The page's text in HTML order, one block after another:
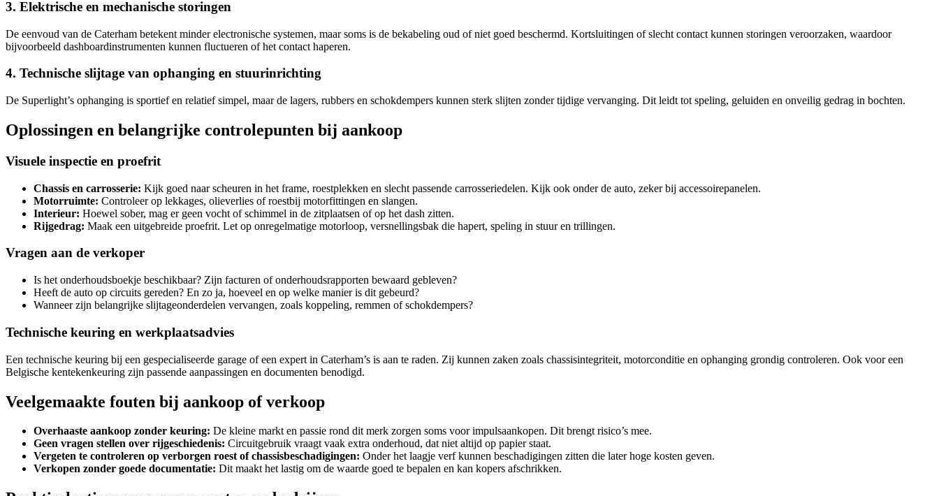
3. Elektrische en mechanische storingen
De eenvoud van de Caterham betekent minder electronische systemen, maar soms is de bekabeling oud of niet goed beschermd. Kortsluitingen of slecht contact kunnen storingen veroorzaken, waardoor
bijvoorbeeld dashboardinstrumenten kunnen fluctueren of het contact haperen.
4. Technische slijtage van ophanging en stuurinrichting
De Superlight’s ophanging is sportief en relatief simpel, maar de lagers, rubbers en schokdempers kunnen sterk slijten zonder tijdige vervanging. Dit leidt tot speling, geluiden en onveilig gedrag in bochten.
Oplossingen en belangrijke controlepunten bij aankoop
Visuele inspectie en proefrit
Chassis en carrosserie: Kijk goed naar scheuren in het frame, roestplekken en slecht passende carrosseriedelen. Kijk ook onder de auto, zeker bij accessoirepanelen.
Motorruimte: Controleer op lekkages, olieverlies of roestbij motorfittingen en slangen.
Interieur: Hoewel sober, mag er geen vocht of schimmel in de zitplaatsen of op het dash zitten.
Rijgedrag: Maak een uitgebreide proefrit. Let op onregelmatige motorloop, versnellingsbak die hapert, speling in stuur en trillingen.
Vragen aan de verkoper
Is het onderhoudsboekje beschikbaar? Zijn facturen of onderhoudsrapporten bewaard gebleven?
Heeft de auto op circuits gereden? En zo ja, hoeveel en op welke manier is dit gebeurd?
Wanneer zijn belangrijke slijtageonderdelen vervangen, zoals koppeling, remmen of schokdempers?
Technische keuring en werkplaatsadvies
Een technische keuring bij een gespecialiseerde garage of een expert in Caterham’s is aan te raden. Zij kunnen zaken zoals chassisintegriteit, motorconditie en ophanging grondig controleren. Ook voor een
Belgische kentekenkeuring zijn passende aanpassingen en documenten benodigd.
Veelgemaakte fouten bij aankoop of verkoop
Overhaaste aankoop zonder keuring: De kleine markt en passie rond dit merk zorgen soms voor impulsaankopen. Dit brengt risico’s mee.
Geen vragen stellen over rijgeschiedenis: Circuitgebruik vraagt vaak extra onderhoud, dat niet altijd op papier staat.
Vergeten te controleren op verborgen roest of chassisbeschadigingen: Onder het laagje verf kunnen beschadigingen zitten die later hoge kosten geven.
Verkopen zonder goede documentatie: Dit maakt het lastig om de waarde goed te bepalen en kan kopers afschrikken.